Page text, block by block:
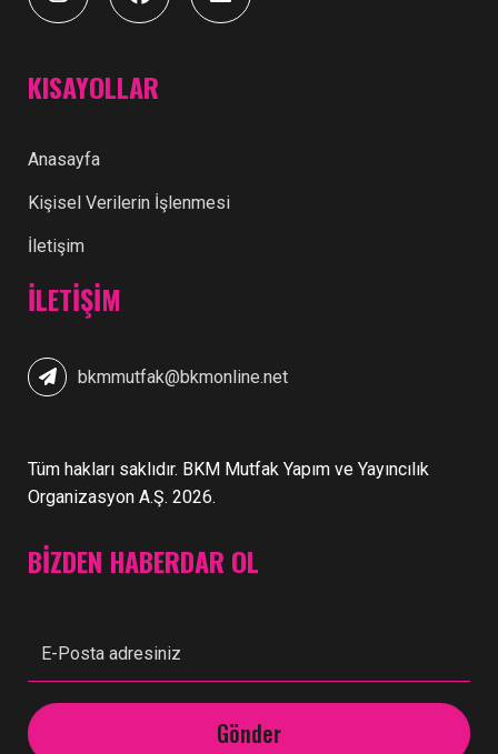
KISAYOLLAR
Anasayfa
Kişisel Verilerin İşlenmesi
İletişim
İLETIŞIM
bkmmutfak@bkmonline.net
Tüm hakları saklıdır. BKM Mutfak Yapım ve Yayıncılık
Organizasyon A.Ş. 2026.
BİZDEN HABERDAR OL